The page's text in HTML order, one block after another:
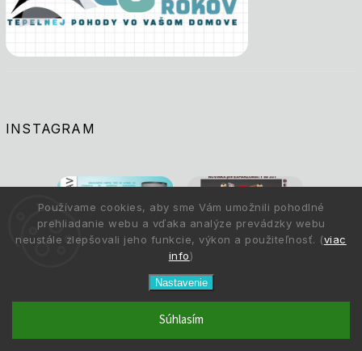
Používame cookies, aby sme Vám umožnili pohodlné
prehliadanie webu a vďaka analýze prevádzky webu
neustále zlepšovali jeho funkcie, výkon a použiteľnosť. (viac
info)
Nastavenie
Súhlasím
INSTAGRAM